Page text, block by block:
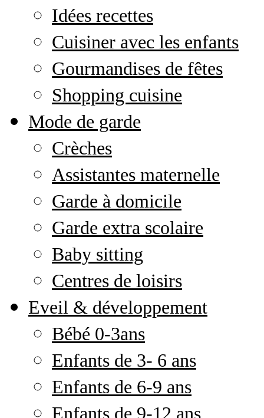
Idées recettes
Cuisiner avec les enfants
Gourmandises de fêtes
Shopping cuisine
Mode de garde
Crèches
Assistantes maternelle
Garde à domicile
Garde extra scolaire
Baby sitting
Centres de loisirs
Eveil & développement
Bébé 0-3ans
Enfants de 3- 6 ans
Enfants de 6-9 ans
Enfants de 9-12 ans